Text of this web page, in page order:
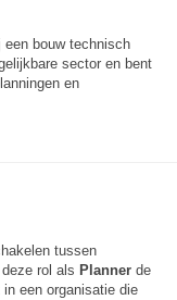
bouw technisch
sector en bent
en
tussen
rol als Planner de
een organisatie die